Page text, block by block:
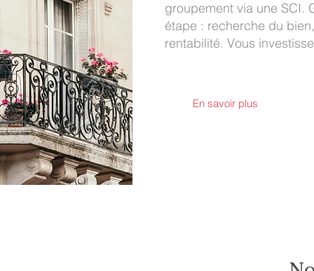
groupement via une SCI.
étape : recherche du
rentabilité. Vous
En savoir plus